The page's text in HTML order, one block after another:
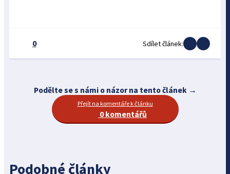
0 Sdílet článek:
Podělte se s námi o názor na tento článek →
Přejít na komentáře k článku
0 komentářů
Podobné články